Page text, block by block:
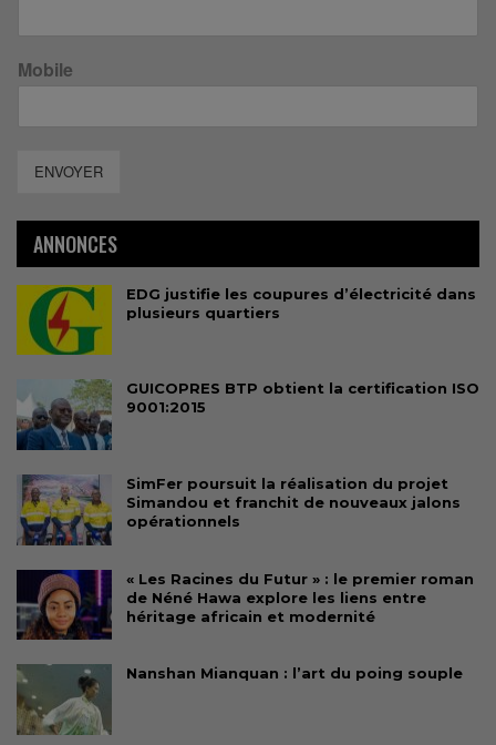
Mobile
ENVOYER
ANNONCES
EDG justifie les coupures d’électricité dans
plusieurs quartiers
GUICOPRES BTP obtient la certification ISO
9001:2015
SimFer poursuit la réalisation du projet
Simandou et franchit de nouveaux jalons
opérationnels
« Les Racines du Futur » : le premier roman
de Néné Hawa explore les liens entre
héritage africain et modernité
Nanshan Mianquan : l’art du poing souple